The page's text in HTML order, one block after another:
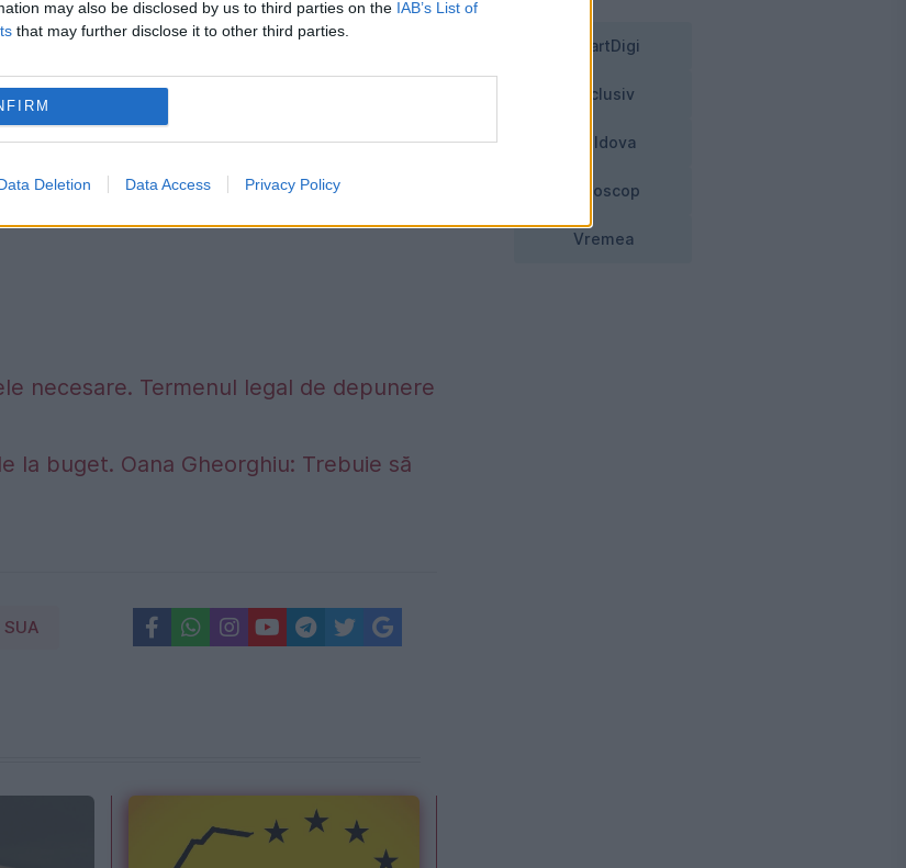
may also be disclosed by us to third parties on the IAB’s List of
that may further disclose it to other third parties.
Deletion Data Access Privacy Policy
necesare. Termenul legal de depunere
la buget. Oana Gheorghiu: Trebuie să
SUA
SmartDigi
Exclusiv
Moldova
Horoscop
Vremea